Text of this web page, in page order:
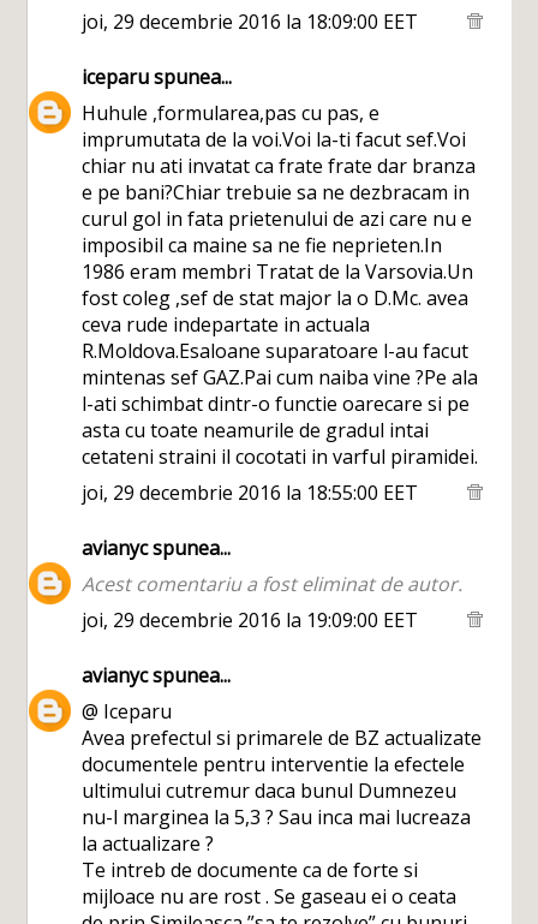
joi, 29 decembrie 2016 la 18:09:00 EET
iceparuspunea...
Huhule ,formularea,pas cu pas, e
imprumutata de la voi.Voi la-ti facut sef.Voi
chiar nu ati invatat ca frate frate dar branza
e pe bani?Chiar trebuie sa ne dezbracam in
curul gol in fata prietenului de azi care nu e
imposibil ca maine sa ne fie neprieten.In
1986 eram membri Tratat de la Varsovia.Un
fost coleg ,sef de stat major la o D.Mc. avea
ceva rude indepartate in actuala
R.Moldova.Esaloane suparatoare l-au facut
mintenas sef GAZ.Pai cum naiba vine ?Pe ala
l-ati schimbat dintr-o functie oarecare si pe
asta cu toate neamurile de gradul intai
cetateni straini il cocotati in varful piramidei.
joi, 29 decembrie 2016 la 18:55:00 EET
avianycspunea...
Acest comentariu a fost eliminat de autor.
joi, 29 decembrie 2016 la 19:09:00 EET
avianycspunea...
@ Iceparu
Avea prefectul si primarele de BZ actualizate
documentele pentru interventie la efectele
ultimului cutremur daca bunul Dumnezeu
nu-l marginea la 5,3 ? Sau inca mai lucreaza
la actualizare ?
Te intreb de documente ca de forte si
mijloace nu are rost . Se gaseau ei o ceata